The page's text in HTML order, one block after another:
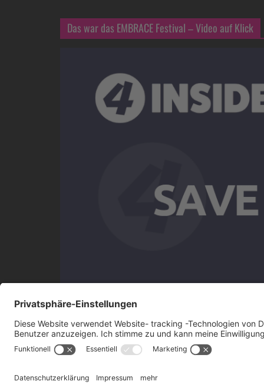
Das war das EMBRACE Festival – Video auf Klick